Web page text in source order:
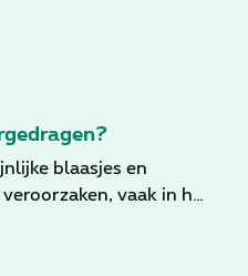
blaasjes en
vaak in het